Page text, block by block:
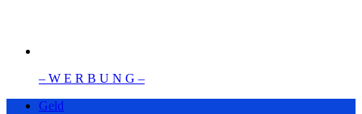
– W Ε R Β U Ν G –
Geld